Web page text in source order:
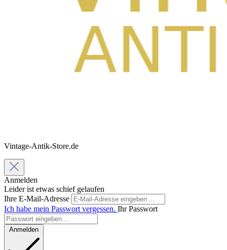
Vintage-Antik-Store.de
Anmelden
Leider ist etwas schief gelaufen
Ihre E-Mail-Adresse
Ich habe mein Passwort vergessen. Ihr Passwort
Anmelden